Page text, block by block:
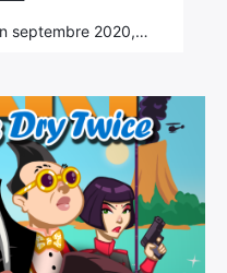
septembre 2020,…